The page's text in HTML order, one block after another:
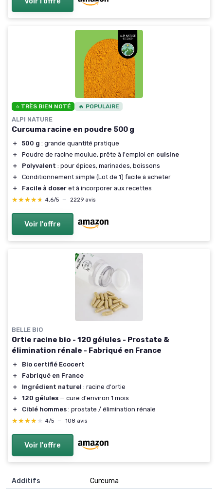
⭐ TRÈS BIEN NOTÉ 🔥 POPULAIRE
ALPI NATURE
Curcuma racine en poudre 500 g
＋ 500 g : grande quantité pratique
＋
Poudre de racine moulue, prête à l'emploi en cuisine
＋
Polyvalent : pour épices, marinades, boissons
＋
Conditionnement simple (Lot de 1) facile à acheter
＋
Facile à doser et à incorporer aux recettes
★★★★★
★★★★★ 4,6/5 — 2229 avis
Voir l'offre
BELLE BIO
Ortie racine bio - 120 gélules - Prostate &
élimination rénale - Fabriqué en France
＋
Bio certifié Ecocert
＋
Fabriqué en France
＋
Ingrédient naturel : racine d'ortie
＋
120 gélules — cure d'environ 1 mois
＋
Ciblé hommes : prostate / élimination rénale
★★★★★
★★★★★ 4/5 — 108 avis
Voir l'offre
Additifs
‎Curcuma